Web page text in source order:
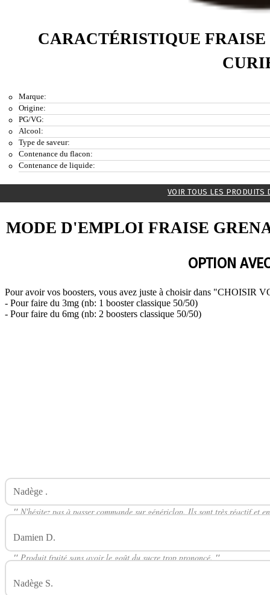
CARACTÉRISTIQUE
Marque:
Origine:
PG/VG:
Alcool:
Type de saveur:
Contenance du flacon:
Contenance de liquide:
VOIR TOUS LES PRODUITS
MODE D'EMPLOI FRAISE
OPTION
Pour avoir vos boosters, vous avez juste à choisir dans "CHOISIR
- Pour faire du 3mg (nb: 1 booster classique 50/50)
- Pour faire du 6mg (nb: 2 boosters classique 50/50)
Nadège .
" N'hésitez pas à passer commande sur génériclop. Ils sont très réactif et
Damien D.
" Produit fruité sans avoir le goût du sucre trop prononcé. "
Nadège S.